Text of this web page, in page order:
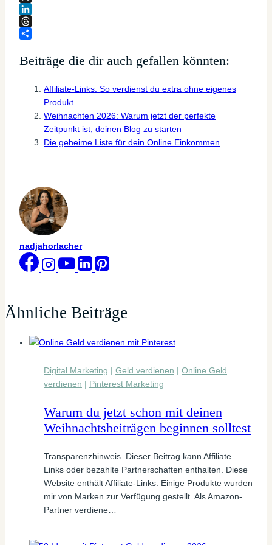
X
LinkedIn
Threads
Beiträge die dir auch gefallen könnten:
Affiliate-Links: So verdienst du extra ohne eigenes
Produkt
Weihnachten 2026: Warum jetzt der perfekte
Zeitpunkt ist, deinen Blog zu starten
Die geheime Liste für dein Online Einkommen
nadjahorlacher
Ähnliche Beiträge
Digital Marketing | Geld verdienen | Online Geld
verdienen | Pinterest Marketing
Warum du jetzt schon mit deinen
Weihnachtsbeiträgen beginnen solltest
Transparenzhinweis. Dieser Beitrag kann Affiliate
Links oder bezahlte Partnerschaften enthalten. Diese
Website enthält Affiliate-Links. Einige Produkte wurden
mir von Marken zur Verfügung gestellt. Als Amazon-
Partner verdiene…